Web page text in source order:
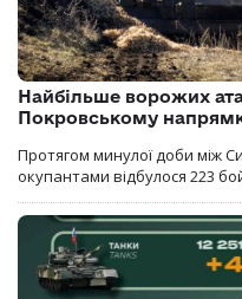
Найбільше ворожих
Покровському
Протягом минулої доби між
окупантами відбулося 223